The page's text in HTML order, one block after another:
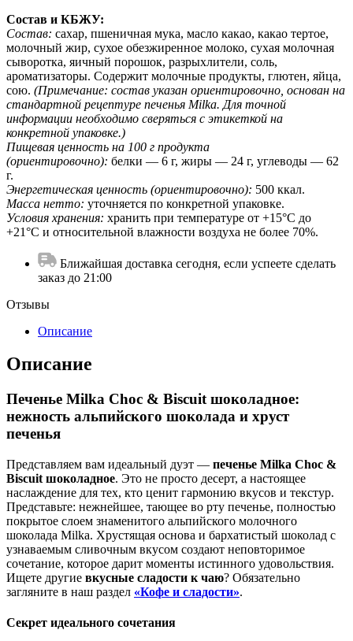
Состав и КБЖУ:
Состав: сахар, пшеничная мука, масло какао, какао тертое,
молочный жир, сухое обезжиренное молоко, сухая молочная
сыворотка, яичный порошок, разрыхлители, соль,
ароматизаторы. Содержит молочные продукты, глютен, яйца,
сою. (Примечание: состав указан ориентировочно, основан на
стандартной рецептуре печенья Milka. Для точной
информации необходимо сверяться с этикеткой на
конкретной упаковке.)
Пищевая ценность на 100 г продукта
(ориентировочно): белки — 6 г, жиры — 24 г, углеводы — 62
г.
Энергетическая ценность (ориентировочно): 500 ккал.
Масса нетто: уточняется по конкретной упаковке.
Условия хранения: хранить при температуре от +15°C до
+21°C и относительной влажности воздуха не более 70%.
Ближайшая доставка сегодня, если успеете сделать
заказ до 21:00
Отзывы
Описание
Описание
Печенье Milka Choc & Biscuit шоколадное:
нежность альпийского шоколада и хруст
печенья
Представляем вам идеальный дуэт — печенье Milka Choc &
Biscuit шоколадное. Это не просто десерт, а настоящее
наслаждение для тех, кто ценит гармонию вкусов и текстур.
Представьте: нежнейшее, тающее во рту печенье, полностью
покрытое слоем знаменитого альпийского молочного
шоколада Milka. Хрустящая основа и бархатистый шоколад с
узнаваемым сливочным вкусом создают неповторимое
сочетание, которое дарит моменты истинного удовольствия.
Ищете другие вкусные сладости к чаю? Обязательно
загляните в наш раздел «Кофе и сладости».
Секрет идеального сочетания